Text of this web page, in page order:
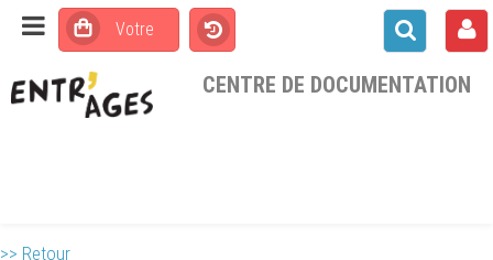
CENTRE DE DOCUMENTATION
>> Retour